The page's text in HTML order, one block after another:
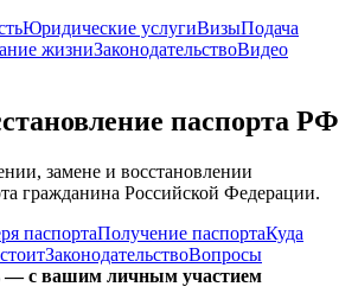
Юридические услугиВизыПодача
жизниЗаконодательствоВидео
паспорта РФ
замене и восстановлении
гражданина Российской Федерации.
паспортаПолучение паспортаКуда
ЗаконодательствоВопросы
— с вашим личным участием